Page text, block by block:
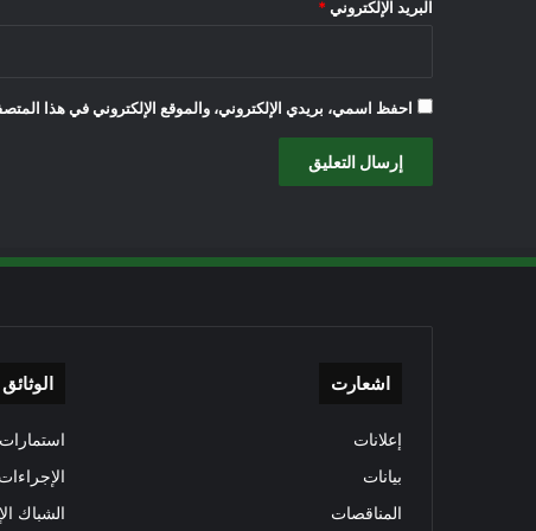
البريد الإلكتروني *
احفظ اسمي، بريدي الإلكتروني، والموقع الإلكتروني في هذا
اشعارت
إعلانات
بيانات
المناقصات
الوثائق
استمارات
الشباك